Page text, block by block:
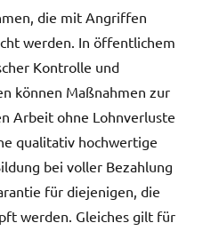
die mit Angriffen
werden. In öffentlichem
Kontrolle und
können Maßnahmen zur
Arbeit ohne Lohnverluste
qualitativ hochwertige
bei voller Bezahlung
für diejenigen, die
werden. Gleiches gilt für